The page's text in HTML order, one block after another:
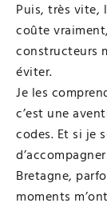
Puis, très vite,
coûte
constructeurs
éviter.
Je les
c’est une
codes. Et si je
Bretagne,
moments